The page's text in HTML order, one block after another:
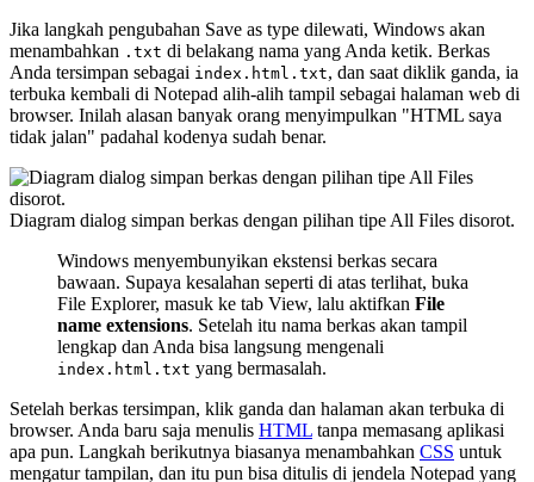
Jika langkah pengubahan Save as type dilewati, Windows akan
menambahkan .txt di belakang nama yang Anda ketik. Berkas
Anda tersimpan sebagai index.html.txt, dan saat diklik ganda, ia
terbuka kembali di Notepad alih-alih tampil sebagai halaman web di
browser. Inilah alasan banyak orang menyimpulkan "HTML saya
tidak jalan" padahal kodenya sudah benar.
Diagram dialog simpan berkas dengan pilihan tipe All Files disorot.
Windows menyembunyikan ekstensi berkas secara
bawaan. Supaya kesalahan seperti di atas terlihat, buka
File Explorer, masuk ke tab View, lalu aktifkan File
name extensions. Setelah itu nama berkas akan tampil
lengkap dan Anda bisa langsung mengenali
index.html.txt yang bermasalah.
Setelah berkas tersimpan, klik ganda dan halaman akan terbuka di
browser. Anda baru saja menulis HTML tanpa memasang aplikasi
apa pun. Langkah berikutnya biasanya menambahkan CSS untuk
mengatur tampilan, dan itu pun bisa ditulis di jendela Notepad yang